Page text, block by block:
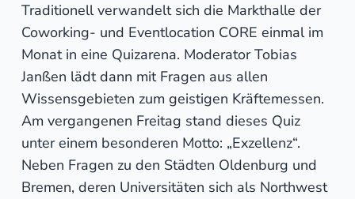
Traditionell verwandelt sich die Markthalle der
Coworking- und Eventlocation CORE einmal im
Monat in eine Quizarena. Moderator Tobias
Janßen lädt dann mit Fragen aus allen
Wissensgebieten zum geistigen Kräftemessen.
Am vergangenen Freitag stand dieses Quiz
unter einem besonderen Motto: „Exzellenz“.
Neben Fragen zu den Städten Oldenburg und
Bremen, deren Universitäten sich als Northwest